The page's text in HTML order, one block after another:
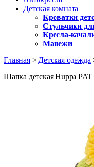
Детская комната
Кроватки
Стульчики
Кресла-
Манежи
Главная > Детская одежда
Шапка детская Huppa PAT